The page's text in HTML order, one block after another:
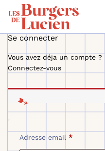
Aller
contenu
principal
Se connecter
Vous avez déja un compte ?
Connectez-vous
Adresse email *